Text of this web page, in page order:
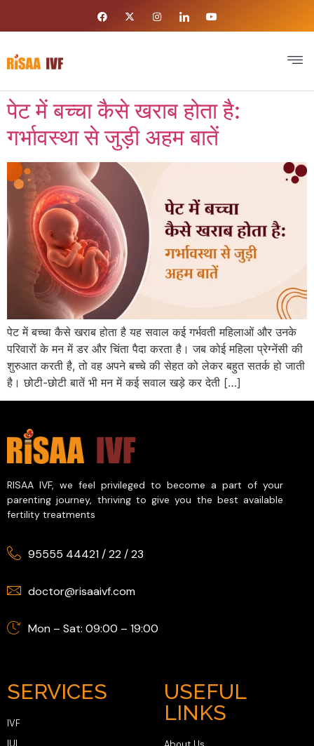
पेट में बच्चा कैसे खराब होता है:
गर्भावस्था से जुड़ी अहम बातें
पेट में बच्चा कैसे खराब होता है यह सवाल कई गर्भवती महिलाओं और उनके
परिवारों के मन में डर और चिंता पैदा करता है। जब कोई महिला प्रेग्नेंसी की
शुरुआत करती है, तो वह अपने बच्चे की सेहत को लेकर बहुत सतर्क हो जाती
है। छोटी-छोटी बातें भी मन में कई सवाल खड़े कर देती […]
RISAA IVF, we feel privileged to become a part of your
parenting journey, thriving to give you the best available
fertility treatments
95555 44421/22/23
doctor@risaaivf.com
Mon – Sat: 09:00 – 19:00
SERVICES
IVF
IUI
USEFUL
LINKS